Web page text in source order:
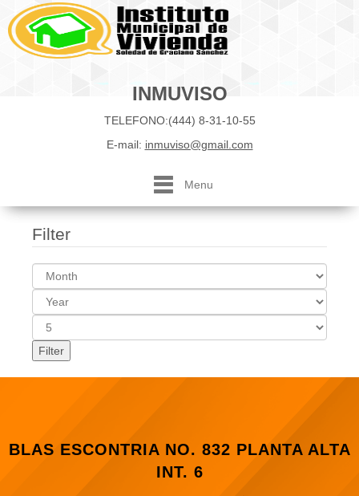
INMUVISO
TELEFONO:(444) 8-31-10-55
E-mail: inmuviso@gmail.com
Menu
Filter
Filter
BLAS ESCONTRIA NO. 832 PLANTA ALTA
INT. 6